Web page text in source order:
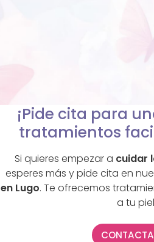
¡Pide cita para
tratamientos
Si quieres empezar a cuidar
esperes más y pide cita en
en Lugo. Te ofrecemos
a tu